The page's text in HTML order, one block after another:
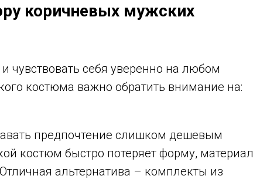
коричневых мужских
чувствовать себя уверенно на любом
костюма важно обратить внимание на:
предпочтение слишком дешевым
костюм быстро потеряет форму, материал
альтернатива – комплекты из